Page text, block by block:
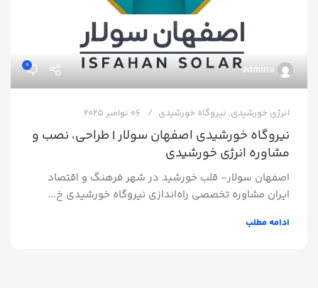
admina
0
انرژی خورشیدی, نیروگاه خورشیدی 06 نوامبر 2025
نیروگاه خورشیدی اصفهان سولار | طراحی، نصب و
مشاوره انرژی خورشیدی
اصفهان سولار- قلب خورشید در شهر فرهنگ و اقتصاد
ایران مشاوره تخصصی راه‌اندازی نیروگاه خورشیدی خ...
ادامه مطلب